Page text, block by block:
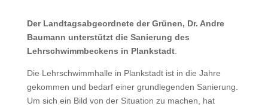
Der Landtagsabgeordnete der Grünen, Dr. Andre
Baumann unterstützt die Sanierung des
Lehrschwimmbeckens in Plankstadt.
Die Lehrschwimmhalle in Plankstadt ist in die Jahre
gekommen und bedarf einer grundlegenden Sanierung.
Um sich ein Bild von der Situation zu machen, hat